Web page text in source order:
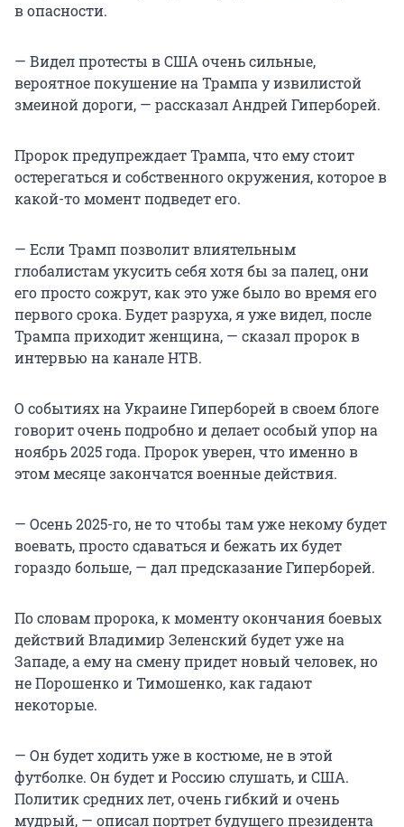
в опасности.
— Видел протесты в США очень сильные,
вероятное покушение на Трампа у извилистой
змеиной дороги, — рассказал Андрей Гиперборей.
Пророк предупреждает Трампа, что ему стоит
остерегаться и собственного окружения, которое в
какой-то момент подведет его.
— Если Трамп позволит влиятельным
глобалистам укусить себя хотя бы за палец, они
его просто сожрут, как это уже было во время его
первого срока. Будет разруха, я уже видел, после
Трампа приходит женщина, — сказал пророк в
интервью на канале НТВ.
О событиях на Украине Гиперборей в своем блоге
говорит очень подробно и делает особый упор на
ноябрь 2025 года. Пророк уверен, что именно в
этом месяце закончатся военные действия.
— Осень 2025-го, не то чтобы там уже некому будет
воевать, просто сдаваться и бежать их будет
гораздо больше, — дал предсказание Гиперборей.
По словам пророка, к моменту окончания боевых
действий Владимир Зеленский будет уже на
Западе, а ему на смену придет новый человек, но
не Порошенко и Тимошенко, как гадают
некоторые.
— Он будет ходить уже в костюме, не в этой
футболке. Он будет и Россию слушать, и США.
Политик средних лет, очень гибкий и очень
мудрый, — описал портрет будущего президента